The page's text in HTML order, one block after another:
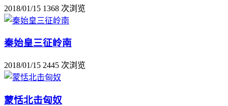
2018/01/15 1368 次浏览
秦始皇三征岭南
2018/01/15 2445 次浏览
蒙恬北击匈奴